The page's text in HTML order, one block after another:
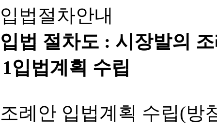
입법절차안내
입법 절차도 : 시장발의
1입법계획 수립
조례안 입법계획 수립(방